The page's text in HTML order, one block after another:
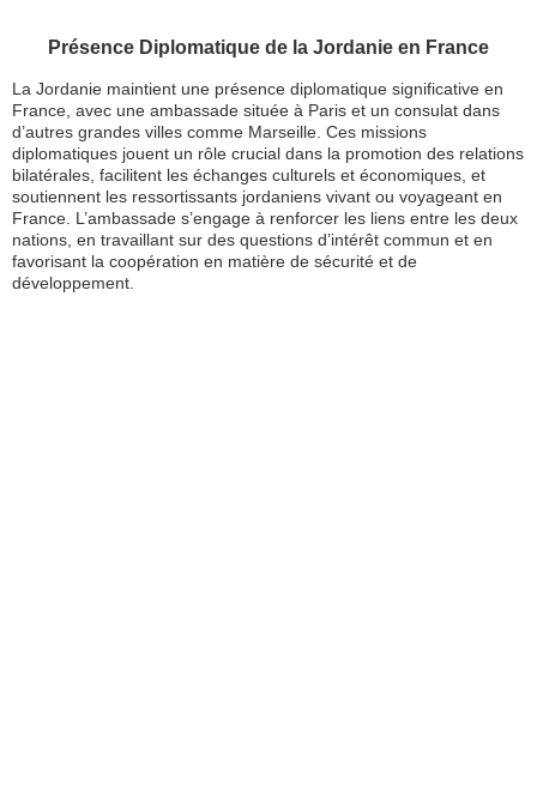
Présence Diplomatique de la Jordanie en France
La Jordanie maintient une présence diplomatique significative en
France, avec une ambassade située à Paris et un consulat dans
d’autres grandes villes comme Marseille. Ces missions
diplomatiques jouent un rôle crucial dans la promotion des relations
bilatérales, facilitent les échanges culturels et économiques, et
soutiennent les ressortissants jordaniens vivant ou voyageant en
France. L’ambassade s’engage à renforcer les liens entre les deux
nations, en travaillant sur des questions d’intérêt commun et en
favorisant la coopération en matière de sécurité et de
développement.